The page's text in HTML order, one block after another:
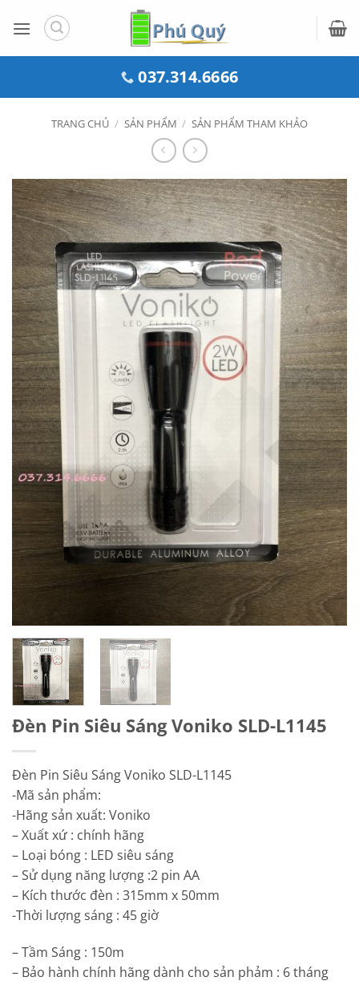
qua
037.314.6666
TRANG CHỦ / SẢN PHẨM / SẢN PHẨM THAM KHẢO
Đèn Pin Siêu Sáng Voniko SLD-L1145
Đèn Pin Siêu Sáng Voniko SLD-L1145
-Mã sản phẩm:
-Hãng sản xuất: Voniko
– Xuất xứ : chính hãng
– Loại bóng : LED siêu sáng
– Sử dụng năng lượng :2 pin AA
– Kích thước đèn : 315mm x 50mm
-Thời lượng sáng : 45 giờ
– Tầm Sáng : 150m
– Bảo hành chính hãng dành cho sản phảm : 6 tháng